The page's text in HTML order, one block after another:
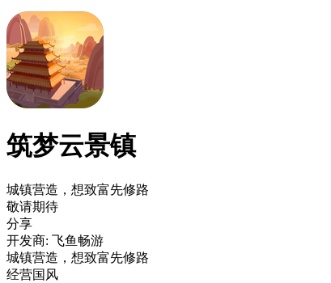
筑梦云景镇
城镇营造，想致富先修路
敬请期待
分享
开发商: 飞鱼畅游
城镇营造，想致富先修路
经营国风